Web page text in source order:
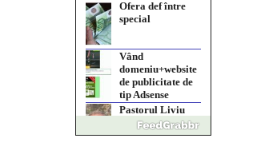
domeniu+website
de publicitate de
Pastorul Liviu
Radu a trecut la
Domnul
Anchetă
incendiară la
Gherla, polițist
acuzat de abuz în